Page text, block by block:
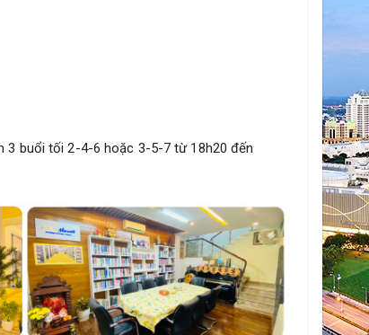
tối 2-4-6 hoặc 3-5-7 từ 18h20 đến